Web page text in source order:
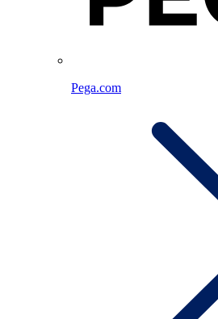
Pega.com